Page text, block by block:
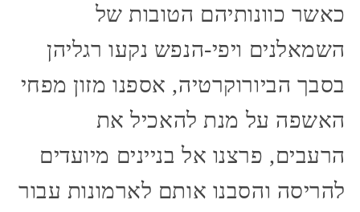
כאשר כוונותיהם הטובות של
השמאלנים ויפי-הנפש נקעו רגליהן
בסבך הביורוקרטיה, אספנו מזון מפחי
האשפה על מנת להאכיל את
הרעבים, פרצנו אל בניינים מיועדים
להריסה והסבנו אותם לארמונות עבור